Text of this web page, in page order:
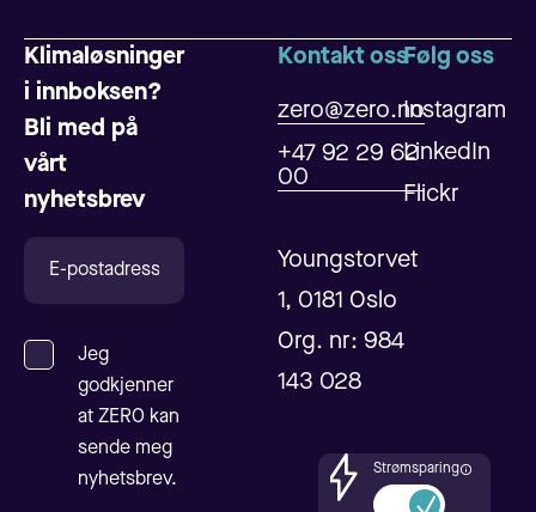
Strømsparing
Klimaløsninger
i innboksen?
Bli med på
vårt
nyhetsbrev
Jeg
godkjenner
at ZERO kan
sende meg
nyhetsbrev.
Kontakt oss
zero@zero.no
+47 92 29 62
00
Youngstorvet
1, 0181 Oslo
Org. nr: 984
143 028
Følg oss
Instagram
LinkedIn
Flickr